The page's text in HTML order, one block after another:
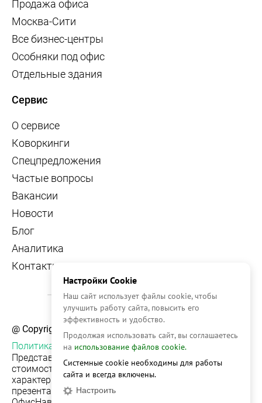
Продажа офиса
Москва-Сити
Все бизнес-центры
Особняки под офис
Отдельные здания
Сервис
О сервисе
Коворкинги
Спецпредложения
Частые вопросы
Вакансии
Новости
Блог
Аналитика
Контакты
@ Copyright, 2026 OFFICE NAVIGATOR
Политика конфиденциальности
Представленная на сайте информация, в т.ч.
стоимости объектов, носит информационный
характер и не является публичной офертой. Условия
презентации объекта недвижимости на сервисе
Настройки Cookie
Наш сайт использует файлы cookie, чтобы
улучшить работу сайта, повысить его
эффективность и удобство.
Продолжая использовать сайт, вы соглашаетесь
на использование файлов cookie.
Системные cookie необходимы для работы
сайта и всегда включены.
Настроить